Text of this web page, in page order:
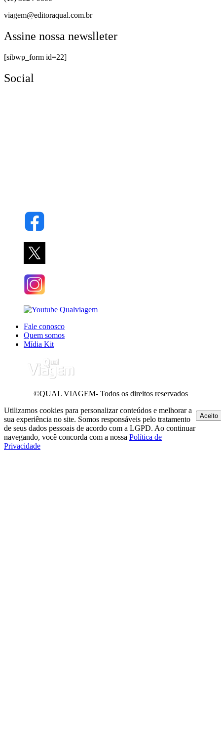
viagem@editoraqual.com.br
Assine nossa newslleter
[sibwp_form id=22]
Social
Fale conosco
Quem somos
Mídia Kit
©QUAL VIAGEM- Todos os direitos reservados
Utilizamos cookies para personalizar conteúdos e melhorar a
sua experiência no site. Somos responsáveis pelo tratamento
de seus dados pessoais de acordo com a LGPD. Ao continuar
navegando, você concorda com a nossa Política de
Privacidade
Aceito